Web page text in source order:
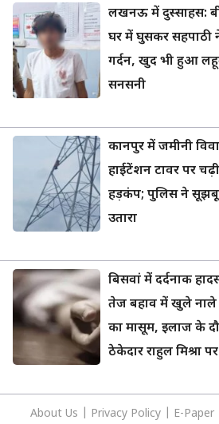
लखनऊ में दुस्साहस:
घर में घुसकर सहपाठी
गर्दन, खुद भी हुआ
सनसनी
कानपुर में जमीनी
हाईटेंशन टावर पर
हड़कंप; पुलिस ने
उतारा
बिसवां में दर्दनाक
तेज बहाव में खुले नाले
का मासूम, इलाज के
ठेकेदार राहुल मिश्रा
About Us Privacy Policy E-Paper